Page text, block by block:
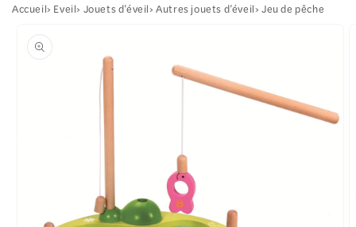
Accueil› Eveil› Jouets d'éveil›Autres jouets d'éveil›Jeu de pêche
informations
produits